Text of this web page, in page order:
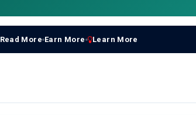
Read More Earn More Learn More